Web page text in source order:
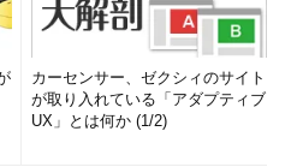
カーセンサー、ゼクシィのサイト
が取り入れている「アダプティブ
UX」とは何か (1/2)